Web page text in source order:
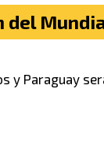
y Paraguay